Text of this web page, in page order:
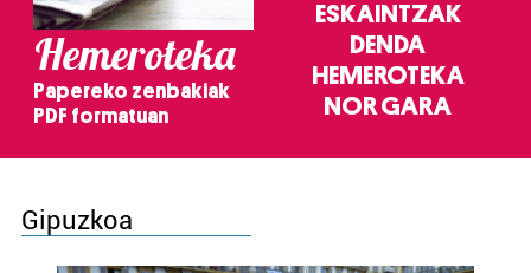
Hemeroteka
Papereko zenbakiak
PDF formatuan
ESKAINTZAK
DENDA
HEMEROTEKA
NOR GARA
Gipuzkoa